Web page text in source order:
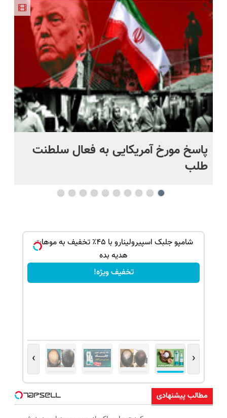
اروپا، سبک
و مقاوم |
پرداخت
قسطی
رایگان+پرداخت
اقساطی😍
پرداخت
اقساطی هم
داریم!😍 |
📍تهران
صرفه)
منزل درمان
کنی؟
((پرسش‌نامه))
پاسخ مورخ آمریکایی به فعال سلطنت
طلب
شامپو جلبک اسپیرولینارو با ۴۵٪ تخفیف به موهات
هدیه بده
تخفیف ویژه!
‹
›
مطالب پیشنهادی